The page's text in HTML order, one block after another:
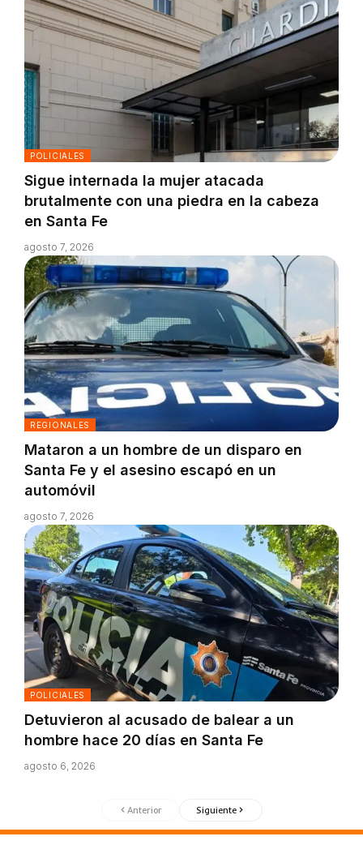
POLICIALES
Sigue internada la mujer atacada
brutalmente con una piedra en la cabeza
en Santa Fe
agosto 7, 2026
REGIONALES
Mataron a un hombre de un disparo en
Santa Fe y el asesino escapó en un
automóvil
agosto 7, 2026
POLICIALES
Detuvieron al acusado de balear a un
hombre hace 20 días en Santa Fe
agosto 6, 2026
Anterior Siguiente